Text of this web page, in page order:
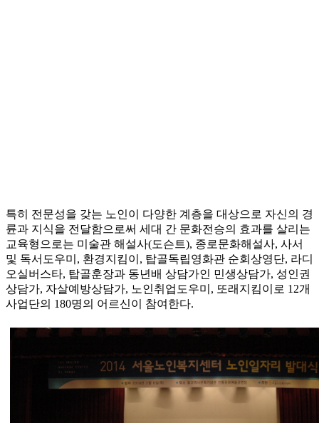
특히 전문성을 갖는 노인이 다양한 계층을 대상으로 자신의 경
륜과 지식을 전달함으로써 세대 간 문화전승의 효과를 살리는
교육형으로는 미술관 해설사(도슨트), 종로문화해설사, 사서
및 독서도우미, 환경지킴이, 탑골독립영화관 순회상영단, 라디
오실버스타, 탑골훈장과 동년배 상담가인 민생상담가, 성인권
상담가, 자살예방상담가, 노인취업도우미, 또래지킴이로 12개
사업단의 180명의 어르신이 참여한다.